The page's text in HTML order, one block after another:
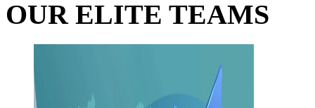
OUR ELITE TEAMS